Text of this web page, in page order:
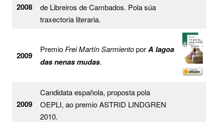
2008
de Libreiros de Cambados. Pola súa
traxectoria literaria.
2009
Premio Frei Martín SarmientoporA lagoa
das nenas mudas.
2009
Candidata española, proposta pola
OEPLI, ao premio ASTRID LINDGREN
2010.